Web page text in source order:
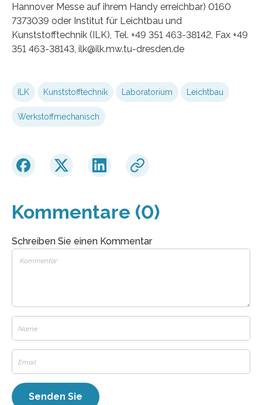
Hannover Messe auf ihrem Handy erreichbar) 0160
7373039 oder Institut für Leichtbau und
Kunststofftechnik (ILK), Tel. +49 351 463-38142, Fax +49
351 463-38143, ilk@ilk.mw.tu-dresden.de
ILK Kunststofftechnik Laboratorium Leichtbau
Werkstoffmechanisch
Kommentare (0)
Schreiben Sie einen Kommentar